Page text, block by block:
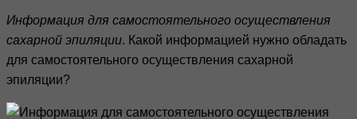
Информация для самостоятельного осуществления
сахарной эпиляции. Какой информацией нужно обладать
для самостоятельного осуществления сахарной
эпиляции?